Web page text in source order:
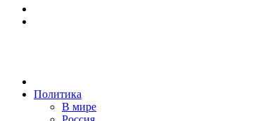
Политика
В мире